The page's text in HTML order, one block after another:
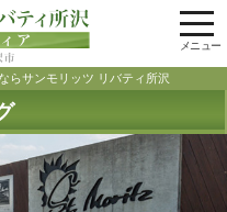
メニュー
らサンモリッツ リバティ所沢